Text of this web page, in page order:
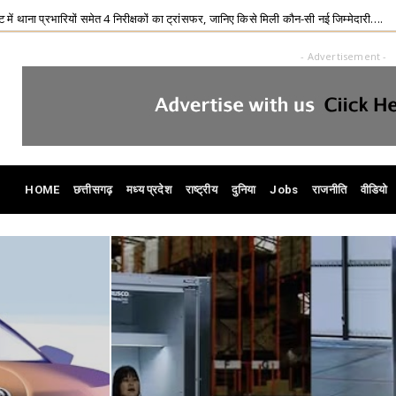
- Advertisement -
HOME छत्तीसगढ़ मध्य प्रदेश राष्ट्रीय दुनिया Jobs राजनीति वीडियो
जानिए किसे मिली कौन-सी नई जिम्मेदारी…. Chhattisgarh CG